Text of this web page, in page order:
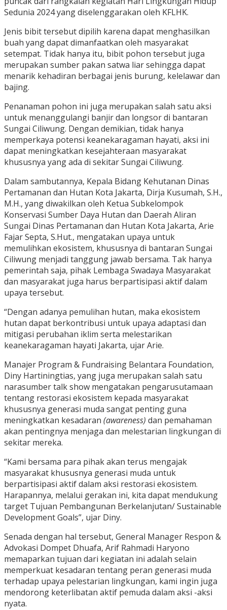
Sedunia 2024 yang diselenggarakan oleh KFLHK.
Jenis bibit tersebut dipilih karena dapat menghasilkan
buah yang dapat dimanfaatkan oleh masyarakat
setempat. Tidak hanya itu, bibit pohon tersebut juga
merupakan sumber pakan satwa liar sehingga dapat
menarik kehadiran berbagai jenis burung, kelelawar dan
bajing.
Penanaman pohon ini juga merupakan salah satu aksi
untuk menanggulangi banjir dan longsor di bantaran
Sungai Ciliwung. Dengan demikian, tidak hanya
memperkaya potensi keanekaragaman hayati, aksi ini
dapat meningkatkan kesejahteraan masyarakat
khususnya yang ada di sekitar Sungai Ciliwung.
Dalam sambutannya, Kepala Bidang Kehutanan Dinas
Pertamanan dan Hutan Kota Jakarta, Dirja Kusumah, S.H.,
M.H., yang diwakilkan oleh Ketua Subkelompok
Konservasi Sumber Daya Hutan dan Daerah Aliran
Sungai Dinas Pertamanan dan Hutan Kota Jakarta, Arie
Fajar Septa, S.Hut., mengatakan upaya untuk
memulihkan ekosistem, khususnya di bantaran Sungai
Ciliwung menjadi tanggung jawab bersama. Tak hanya
pemerintah saja, pihak Lembaga Swadaya Masyarakat
dan masyarakat juga harus berpartisipasi aktif dalam
upaya tersebut.
“Dengan adanya pemulihan hutan, maka ekosistem
hutan dapat berkontribusi untuk upaya adaptasi dan
mitigasi perubahan iklim serta melestarikan
keanekaragaman hayati Jakarta, ujar Arie.
Manajer Program & Fundraising Belantara Foundation,
Diny Hartiningtias, yang juga merupakan salah satu
narasumber talk show mengatakan pengarusutamaan
tentang restorasi ekosistem kepada masyarakat
khususnya generasi muda sangat penting guna
meningkatkan kesadaran (awareness) dan pemahaman
akan pentingnya menjaga dan melestarian lingkungan di
sekitar mereka.
“Kami bersama para pihak akan terus mengajak
masyarakat khususnya generasi muda untuk
berpartisipasi aktif dalam aksi restorasi ekosistem.
Harapannya, melalui gerakan ini, kita dapat mendukung
target Tujuan Pembangunan Berkelanjutan/ Sustainable
Development Goals”, ujar Diny.
Senada dengan hal tersebut, General Manager Respon &
Advokasi Dompet Dhuafa, Arif Rahmadi Haryono
memaparkan tujuan dari kegiatan ini adalah selain
memperkuat kesadaran tentang peran generasi muda
terhadap upaya pelestarian lingkungan, kami ingin juga
mendorong keterlibatan aktif pemuda dalam aksi -aksi
nyata.